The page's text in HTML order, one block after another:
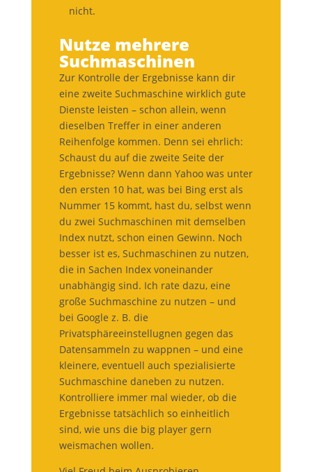
nicht.
Nutze mehrere
Suchmaschinen
Zur Kontrolle der Ergebnisse kann dir
eine zweite Suchmaschine wirklich gute
Dienste leisten – schon allein, wenn
dieselben Treffer in einer anderen
Reihenfolge kommen. Denn sei ehrlich:
Schaust du auf die zweite Seite der
Ergebnisse? Wenn dann Yahoo was unter
den ersten 10 hat, was bei Bing erst als
Nummer 15 kommt, hast du, selbst wenn
du zwei Suchmaschinen mit demselben
Index nutzt, schon einen Gewinn. Noch
besser ist es, Suchmaschinen zu nutzen,
die in Sachen Index voneinander
unabhängig sind. Ich rate dazu, eine
große Suchmaschine zu nutzen – und
bei Google z. B. die
Privatsphäreeinstellugnen gegen das
Datensammeln zu wappnen – und eine
kleinere, eventuell auch spezialisierte
Suchmaschine daneben zu nutzen.
Kontrolliere immer mal wieder, ob die
Ergebnisse tatsächlich so einheitlich
sind, wie uns die big player gern
weismachen wollen.